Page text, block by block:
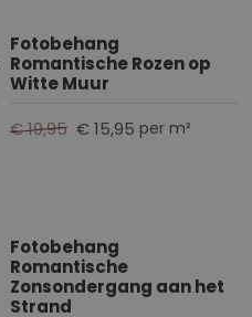
Fotobehang
Romantische Rozen op
Witte Muur
€ 15,95 per m²
€ 19,95
Fotobehang
Romantische
Zonsondergang aan het
Strand